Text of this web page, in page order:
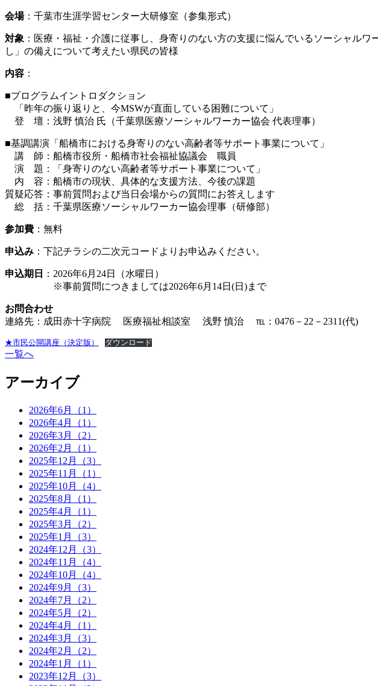
会場：千葉市生涯学習センター大研修室（参集形式）
対象 ：医療・福祉・介護に従事し、身寄りのない方の支援に悩んでいるソーシャル
し」の備えについて考えたい県民の皆様
内容 ：
■プログラムイントロダクション
「昨年の振り返りと、今MSWが直面している困難について」
登 壇：浅野 慎治 氏（千葉県医療ソーシャルワーカー協会 代表理事）
■基調講演「船橋市における身寄りのない高齢者等サポート事業について」
講 師：船橋市役所・船橋市社会福祉協議会 職員
演 題：「身寄りのない高齢者等サポート事業について」
内 容：船橋市の現状、具体的な支援方法、今後の課題
質疑応答：事前質問および当日会場からの質問にお答えします
総 括：千葉県医療ソーシャルワーカー協会理事（研修部）
参加費 ：無料
申込み ：下記チラシの二次元コードよりお申込みください。
申込期日
：2026年6月24日（水曜日）
※事前質問につきましては2026年6月14日(日)まで
お問合わせ
連絡先：成田赤十字病院 医療福祉相談室 浅野 慎治 ℡：0476－22－2311(代)
★市民公開講座（決定版） ダウンロード
一覧へ
アーカイブ
2026年6月（1）
2026年4月（1）
2026年3月（2）
2026年2月（1）
2025年12月（3）
2025年11月（1）
2025年10月（4）
2025年8月（1）
2025年4月（1）
2025年3月（2）
2025年1月（3）
2024年12月（3）
2024年11月（4）
2024年10月（4）
2024年9月（3）
2024年7月（2）
2024年5月（2）
2024年4月（1）
2024年3月（3）
2024年2月（2）
2024年1月（1）
2023年12月（3）